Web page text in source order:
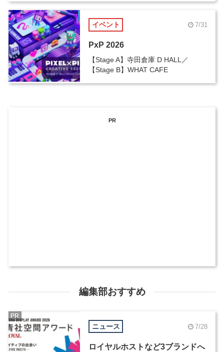
イベント 7/31
PxP 2026
【Stage A】寺田倉庫 D HALL／
【Stage B】WHAT CAFE
PR
編集部おすすめ
ニュース 7/28
ロイヤルホストなど3ブランドへ
PR